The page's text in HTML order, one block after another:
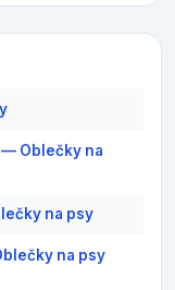
Oblečky na
na psy
na psy